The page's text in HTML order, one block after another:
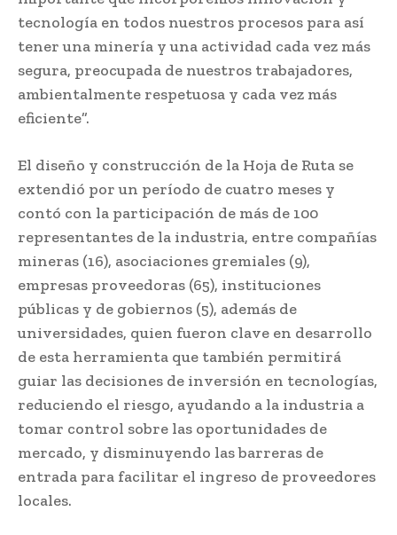
tecnología en todos nuestros procesos para así
tener una minería y una actividad cada vez más
segura, preocupada de nuestros trabajadores,
ambientalmente respetuosa y cada vez más
eficiente”.
El diseño y construcción de la Hoja de Ruta se
extendió por un período de cuatro meses y
contó con la participación de más de 100
representantes de la industria, entre compañías
mineras (16), asociaciones gremiales (9),
empresas proveedoras (65), instituciones
públicas y de gobiernos (5), además de
universidades, quien fueron clave en desarrollo
de esta herramienta que también permitirá
guiar las decisiones de inversión en tecnologías,
reduciendo el riesgo, ayudando a la industria a
tomar control sobre las oportunidades de
mercado, y disminuyendo las barreras de
entrada para facilitar el ingreso de proveedores
locales.